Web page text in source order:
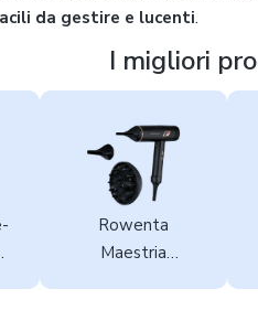
da gestire e lucenti.
I migliori
Rowenta
Maestria